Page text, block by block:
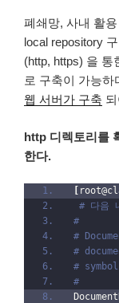
폐쇄망, 사내 활
local repository
(http, https) 을 통
로 구축이 가능하
웹 서버가 구축
http 디렉토리를
한다.
# 다음
#
#
#
#
#